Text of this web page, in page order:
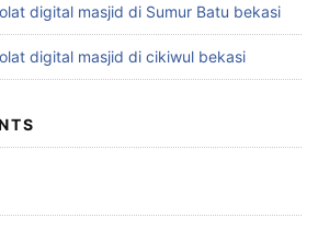
digital masjid di Sumur Batu bekasi
digital masjid di cikiwul bekasi